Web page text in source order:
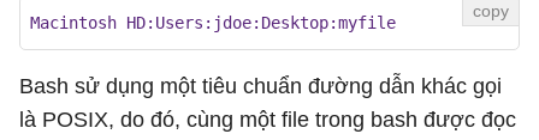
Macintosh HD:Users:jdoe:Desktop:myfile
Bash sử dụng một tiêu chuẩn đường dẫn khác gọi
là POSIX, do đó, cùng một file trong bash được đọc